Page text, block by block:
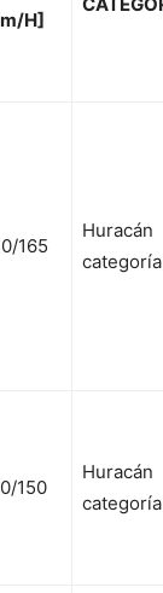
H]
165
Huracán
150
Huracán